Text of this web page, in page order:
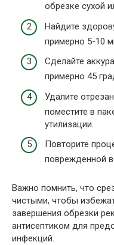
обрезке сухой
Найдите
примерно 5-10
Сделайте
примерно 45
Удалите
поместите в
утилизации.
Повторите
поврежденной
Важно помнить, что
чистыми, чтобы
завершения обрезки
антисептиком для
инфекций.